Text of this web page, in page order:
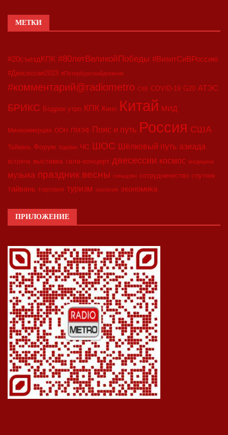
МЕТКИ
#20съездКПК #80летВеликойПобеды #ВизитСиВРоссию
#Двесессии2023 #Петербургскийдневник
#комментарий@radiometro CIIE COVID-19 G20 АТЭС
БРИКС Бодрое утро КПК Кино Китай МИД
Минкоммерции ООН ПМЭФ Пояс и путь Россия США
Тайвань Форум Харбин ЧС ШОС Шёлковый путь азиада
встреча выставка гала-концерт двесессии космос медицина
музыка праздник весны синьцзян сотрудничество спутник
тайвань торговля туризм экология экономика
ПРИЛОЖЕНИЕ